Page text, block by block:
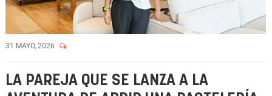
31 MAYO, 2026
LA PAREJA QUE SE LANZA A LA